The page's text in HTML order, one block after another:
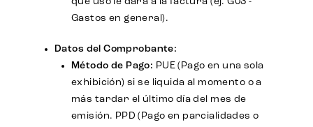
Gastos en general).
Datos del Comprobante:
Método de Pago: PUE (Pago en una sola
exhibición) si se liquida al momento o a
más tardar el último día del mes de
emisión. PPD (Pago en parcialidades o